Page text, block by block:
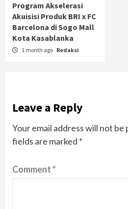
Program Akselerasi
Akuisisi Produk BRI x FC
Barcelona di Sogo Mall
Kota Kasablanka
1 month ago Redaksi
Leave a Reply
Your email address will not be
fields are marked *
Comment*